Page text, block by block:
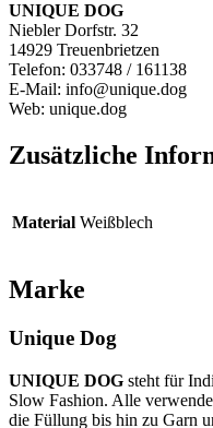
UNIQUE DOG
Niebler Dorfstr. 32
14929 Treuenbrietzen
Telefon: 033748 / 161138
E-Mail: info@unique.dog
Web: unique.dog
Zusätzliche
Material Weißblech
Marke
Unique Dog
UNIQUE DOG steht für
Slow Fashion. Alle
die Füllung bis hin zu Garn